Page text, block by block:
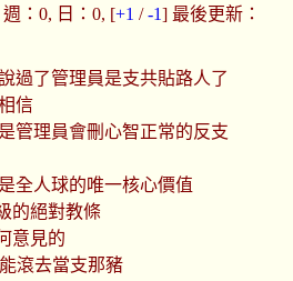
：0, 日：0, [+1 /-1] 最後更新：
過了管理員是支共貼路人了
信
管理員會刪心智正常的反支
全人球的唯一核心價值
的絕對教條
意見的
滾去當支那豬